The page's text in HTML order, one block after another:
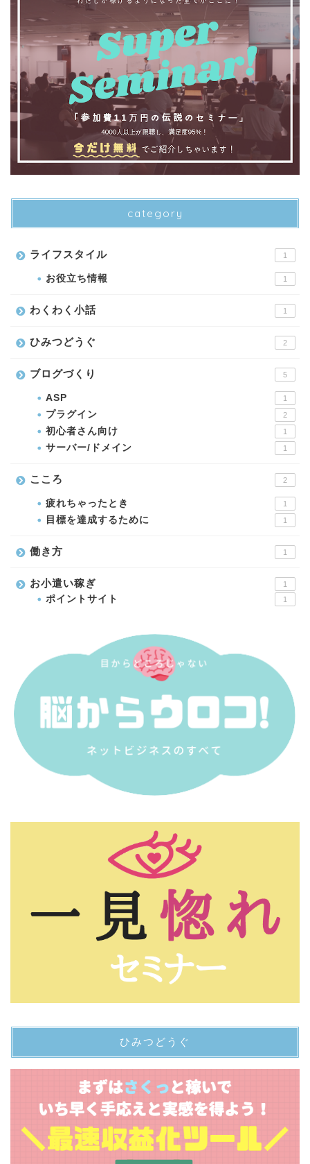
category
ライフスタイル 1
お役立ち情報 1
わくわく小話 1
ひみつどうぐ 2
ブログづくり 5
ASP 1
プラグイン 2
初心者さん向け 1
サーバー/ドメイン 1
こころ 2
疲れちゃったとき 1
目標を達成するために 1
働き方 1
お小遣い稼ぎ 1
ポイントサイト 1
ひみつどうぐ